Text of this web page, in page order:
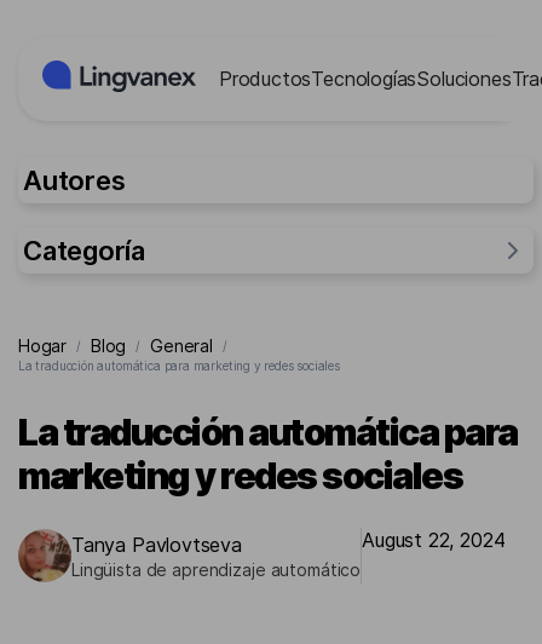
ProductosTecnologíasSoluciones
Autores
Categoría
Investigación
Para la gente
Casos
Hogar / Blog / General
/
La traducción automática para marketing y redes sociales
La traducción automática para
marketing y redes sociales
Tanya Pavlovtseva
Lingüista de aprendizaje automático
August 22, 2024